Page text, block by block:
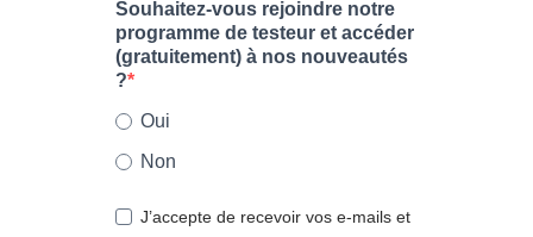
Souhaitez-vous rejoindre notre
programme de testeur et accéder
(gratuitement) à nos nouveautés
?
Oui
Non
J’accepte de recevoir vos e-mails et